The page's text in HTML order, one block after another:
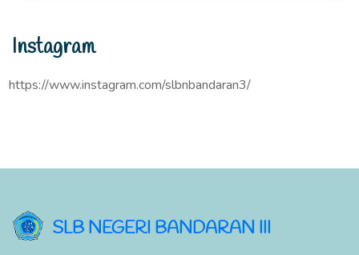
Instagram
https://www.instagram.com/slbnbandaran3/
SLB NEGERI BANDARAN III